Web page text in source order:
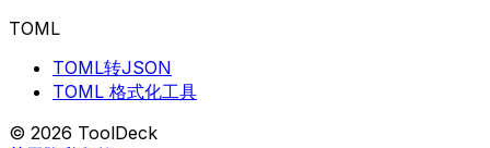
TOML
TOML转JSON
TOML 格式化工具
© 2026 ToolDeck